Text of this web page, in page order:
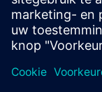
uw
een exclusieve
Exclusieve